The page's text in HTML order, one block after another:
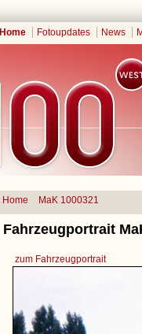
Home Fotoupdates News
Home MaK 1000321
Fahrzeugportrait
zum Fahrzeugportrait